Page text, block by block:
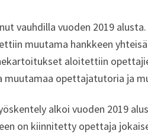
vauhdilla vuoden 2019
muutama hankkeen
aloitettiin
muutamaa opettajatutoria ja
alkoi vuoden 2019
on kiinnitetty opettaja